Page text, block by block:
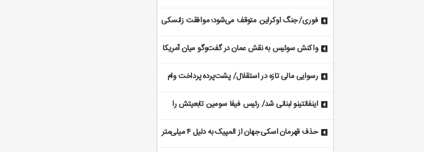
فوری/ جنگ اوکراین متوقف می‌شود؛ موافقت زلنسکی
واکنش سوئیس به نقش عمان در گفت‌و‌گو میان آمریکا
رسوایی مالی تازه در استقلال/ پشت‌پرده پرداخت وام
اینفانتینو لبنانی شد/ رئیس فیفا سومین تابعیتش را
حذف قهرمان اسکی جهان از المپیک به دلیل ۴ میلی‌متر